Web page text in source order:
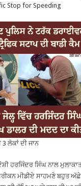
Stop for Speeding
ਲੋਕਾਂ ਦੀ ਜਾਨ
ਹਰਜਿੰਦਰ ਸਿੰਘ ਨਾਲ
ਮੀਡੀਏ ਸਾਹਮਣੇ ਬਹੁਤ